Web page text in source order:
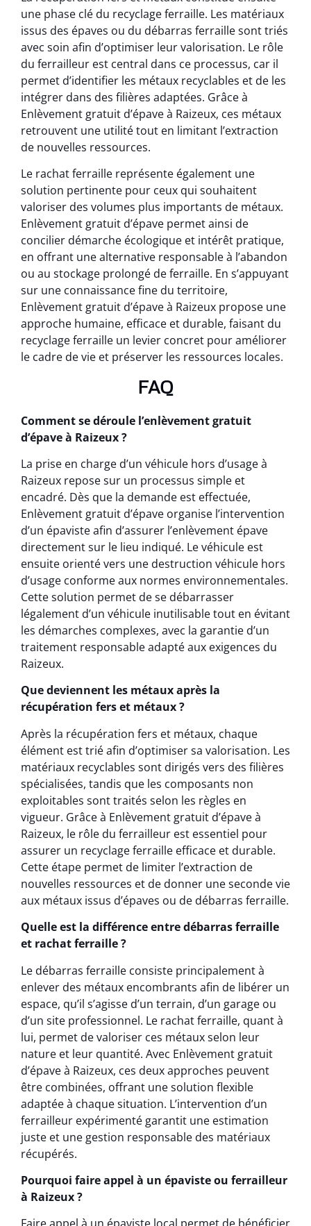
une phase clé du recyclage ferraille. Les matériaux
issus des épaves ou du débarras ferraille sont triés
avec soin afin d’optimiser leur valorisation. Le rôle
du ferrailleur est central dans ce processus, car il
permet d’identifier les métaux recyclables et de les
intégrer dans des filières adaptées. Grâce à
Enlèvement gratuit d’épave à Raizeux, ces métaux
retrouvent une utilité tout en limitant l’extraction
de nouvelles ressources.
Le rachat ferraille représente également une
solution pertinente pour ceux qui souhaitent
valoriser des volumes plus importants de métaux.
Enlèvement gratuit d’épave permet ainsi de
concilier démarche écologique et intérêt pratique,
en offrant une alternative responsable à l’abandon
ou au stockage prolongé de ferraille. En s’appuyant
sur une connaissance fine du territoire,
Enlèvement gratuit d’épave à Raizeux propose une
approche humaine, efficace et durable, faisant du
recyclage ferraille un levier concret pour améliorer
le cadre de vie et préserver les ressources locales.
FAQ
Comment se déroule l’enlèvement gratuit
d’épave à Raizeux ?
La prise en charge d’un véhicule hors d’usage à
Raizeux repose sur un processus simple et
encadré. Dès que la demande est effectuée,
Enlèvement gratuit d’épave organise l’intervention
d’un épaviste afin d’assurer l’enlèvement épave
directement sur le lieu indiqué. Le véhicule est
ensuite orienté vers une destruction véhicule hors
d’usage conforme aux normes environnementales.
Cette solution permet de se débarrasser
légalement d’un véhicule inutilisable tout en évitant
les démarches complexes, avec la garantie d’un
traitement responsable adapté aux exigences du
Raizeux.
Que deviennent les métaux après la
récupération fers et métaux ?
Après la récupération fers et métaux, chaque
élément est trié afin d’optimiser sa valorisation. Les
matériaux recyclables sont dirigés vers des filières
spécialisées, tandis que les composants non
exploitables sont traités selon les règles en
vigueur. Grâce à Enlèvement gratuit d’épave à
Raizeux, le rôle du ferrailleur est essentiel pour
assurer un recyclage ferraille efficace et durable.
Cette étape permet de limiter l’extraction de
nouvelles ressources et de donner une seconde vie
aux métaux issus d’épaves ou de débarras ferraille.
Quelle est la différence entre débarras ferraille
et rachat ferraille ?
Le débarras ferraille consiste principalement à
enlever des métaux encombrants afin de libérer un
espace, qu’il s’agisse d’un terrain, d’un garage ou
d’un site professionnel. Le rachat ferraille, quant à
lui, permet de valoriser ces métaux selon leur
nature et leur quantité. Avec Enlèvement gratuit
d’épave à Raizeux, ces deux approches peuvent
être combinées, offrant une solution flexible
adaptée à chaque situation. L’intervention d’un
ferrailleur expérimenté garantit une estimation
juste et une gestion responsable des matériaux
récupérés.
Pourquoi faire appel à un épaviste ou ferrailleur
à Raizeux ?